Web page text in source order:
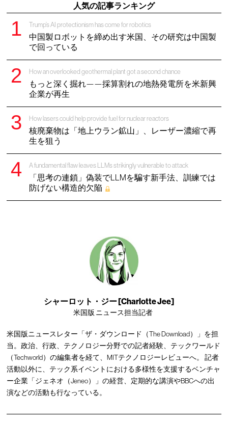
人気の記事ランキング
Trump’s AI protectionism has come for robotics
中国製ロボットを締め出す米国、その研究は中国製
で回っている
How an overlooked geothermal plant got a second chance
もっと深く掘れ——採算割れの地熱発電所を米新興
企業が再生
How lasers could help provide fuel for nuclear reactors
核廃棄物は「地上ウラン鉱山」、レーザー濃縮で再
生を狙う
A fundamental flaw leaves LLMs strikingly vulnerable to attack
「思考の連鎖」偽装でLLMを騙す新手法、訓練では
防げない構造的欠陥
シャーロット・ジー [Charlotte Jee]
米国版 ニュース担当記者
米国版ニュースレター「ザ・ダウンロード（The Download）」を担
当。政治、行政、テクノロジー分野での記者経験、テックワールド
（Techworld）の編集者を経て、MITテクノロジーレビューへ。 記者
活動以外に、テック系イベントにおける多様性を支援するベンチャ
ー企業「ジェネオ（Jeneo）」の経営、定期的な講演やBBCへの出
演などの活動も行なっている。